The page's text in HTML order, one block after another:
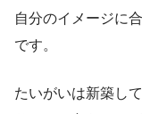
自分のイメージに
です。
たいがいは新築し